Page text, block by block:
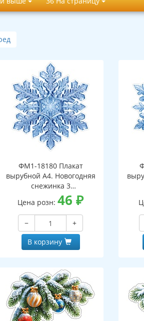
ФМ1-18180 Плакат
вырубной А4. Новогодняя
снежинка 3
(двухсторонний, ВД-лак)
Цена розн:46₽
−
+
В корзину